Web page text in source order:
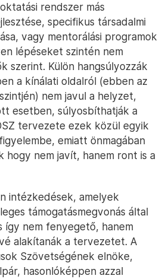
rendszer más
specifikus társadalmi
vagy mentorálási programok
lépéseket szintén nem
szerint. Külön hangsúlyozzák
a kínálati oldalról (ebben az
nem javul a helyzet,
esetben, súlyosbíthatják a
tervezete ezek közül egyik
emiatt önmagában
hogy nem javít, hanem ront is a
intézkedések, amelyek
támogatásmegvonás által
nem fenyegető, hanem
alakítanák a tervezetet. A
Szövetségének elnöke,
hasonlóképpen azzal